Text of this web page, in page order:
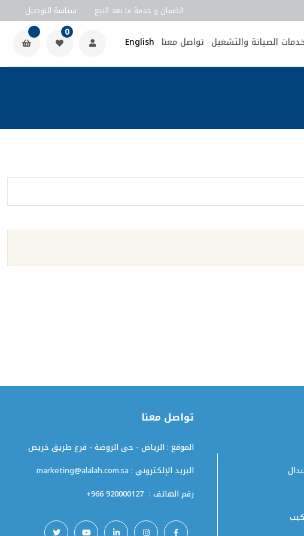
الضمان و خدمة ما بعد البيع سياسة التوصيل
الصيانة والتشغيل تواصل معنا English
0
تواصل معنا
الموقع : الرياض - حى الروضة - فرع طريق خريص
البريد الإلكتروني : marketing@alalah.com.sa
رقم الهاتف : +966 920000127